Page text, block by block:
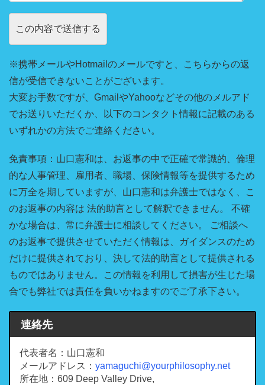
※携帯メールやHotmailのメールですと、こちらからの返
信が受信できないことがございます。
大変お手数ですが、GmailやYahooなどその他のメルアド
でお送りいただくか、以下のコンタクト情報に記載のある
いずれかの方法でご連絡ください。
免責事項：山口憲和は、お返事の中で正確で常識的、倫理
的な人事管理、雇用者、職場、保険情報等を提供するため
に万全を期していますが、山口憲和は弁護士ではなく、こ
のお返事の内容は 法的助言として解釈できません。 不確
かな場合は、常に弁護士に相談してください。 ご相談へ
のお返事で提供させていただく情報は、ガイダンスのため
だけに提供されており、決して法的助言として提供される
ものではありません。この情報を利用して損害が生じた場
合でも弊社では責任を負いかねますのでご了承下さい。
連絡先
代表者名：山口憲和
メールアドレス： yamaguchi@yourphilosophy.net
所在地：609 Deep Valley Drive,